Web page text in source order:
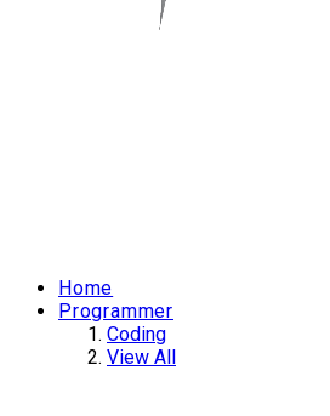
Home
Programmer
Coding
View All